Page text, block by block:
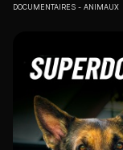
DOCUMENTAIRES ANIMAUX